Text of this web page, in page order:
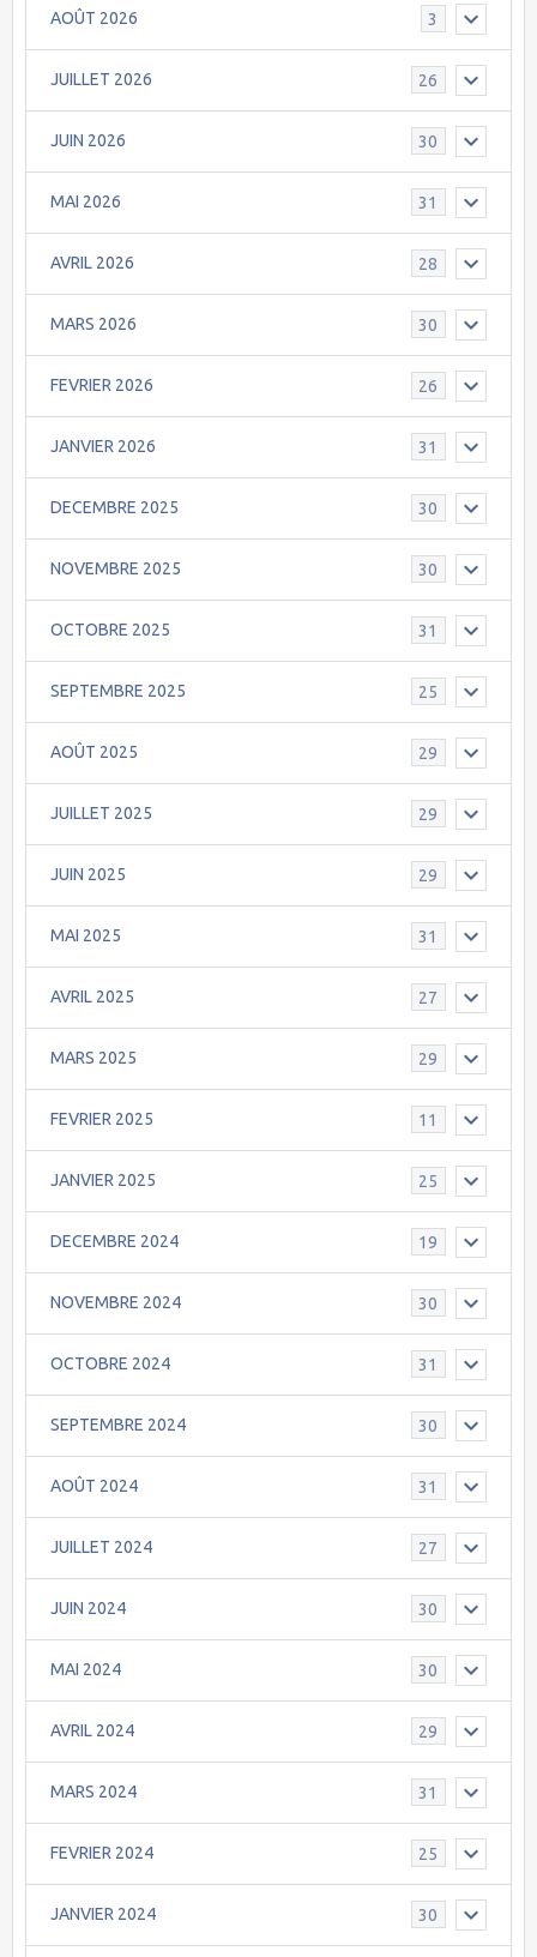
AOÛT 2026 3
JUILLET 2026 26
JUIN 2026 30
MAI 2026 31
AVRIL 2026 28
MARS 2026 30
FEVRIER 2026 26
JANVIER 2026 31
DECEMBRE 2025 30
NOVEMBRE 2025 30
OCTOBRE 2025 31
SEPTEMBRE 2025 25
AOÛT 2025 29
JUILLET 2025 29
JUIN 2025 29
MAI 2025 31
AVRIL 2025 27
MARS 2025 29
FEVRIER 2025 11
JANVIER 2025 25
DECEMBRE 2024 19
NOVEMBRE 2024 30
OCTOBRE 2024 31
SEPTEMBRE 2024 30
AOÛT 2024 31
JUILLET 2024 27
JUIN 2024 30
MAI 2024 30
AVRIL 2024 29
MARS 2024 31
FEVRIER 2024 25
JANVIER 2024 30